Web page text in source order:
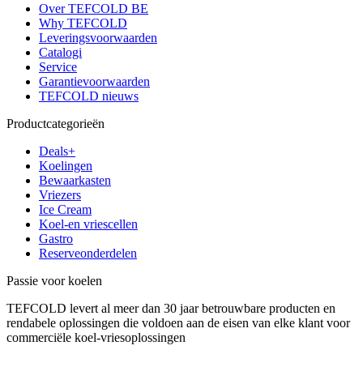
Over TEFCOLD BE
Why TEFCOLD
Leveringsvoorwaarden
Catalogi
Service
Garantievoorwaarden
TEFCOLD nieuws
Productcategorieën
Deals+
Koelingen
Bewaarkasten
Vriezers
Ice Cream
Koel-en vriescellen
Gastro
Reserveonderdelen
Passie voor koelen
TEFCOLD levert al meer dan 30 jaar betrouwbare producten en
rendabele oplossingen die voldoen aan de eisen van elke klant voor
commerciële koel-vriesoplossingen